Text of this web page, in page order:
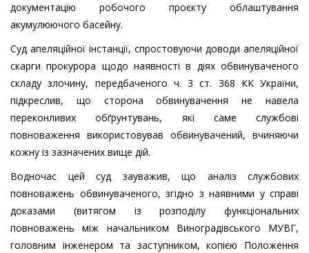
документацію робочого проєкту облаштування
акумулюючого басейну.
Суд апеляційної інстанції, спростовуючи доводи апеляційної
скарги прокурора щодо наявності в діях обвинуваченого
складу злочину, передбаченого ч. 3 ст. 368 КК України,
підкреслив, що сторона обвинувачення не навела
переконливих обґрунтувань, які саме службові
повноваження використовував обвинувачений, вчиняючи
кожну із зазначених вище дій.
Водночас цей суд зауважив, що аналіз службових
повноважень обвинуваченого, згідно з наявними у справі
доказами (витягом із розподілу функціональних
повноважень між начальником Виноградівського МУВГ,
головним інженером та заступником, копією Положення